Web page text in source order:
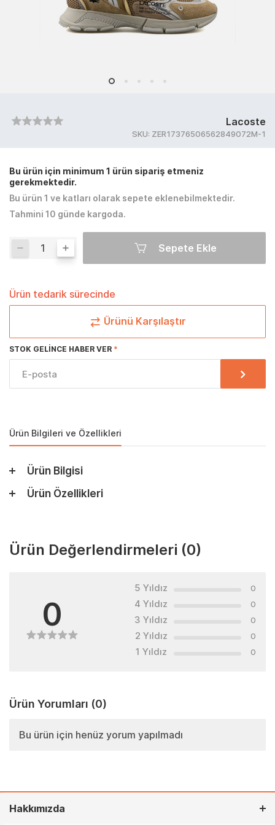
Lacoste
SKU: ZER17376506562849072M-1
Bu ürün için minimum 1 ürün sipariş etmeniz
gerekmektedir.
Bu ürün 1 ve katları olarak sepete eklenebilmektedir.
Tahmini 10 günde kargoda.
Sepete Ekle
Ürün tedarik sürecinde
Ürünü Karşılaştır
STOK GELINCE HABER VER
Ürün Bilgileri ve Özellikleri
Ürün Bilgisi
Ürün Özellikleri
Ürün Değerlendirmeleri (0)
0
5 Yıldız 0
4 Yıldız 0
3 Yıldız 0
2 Yıldız 0
1 Yıldız 0
Ürün Yorumları (0)
Bu ürün için henüz yorum yapılmadı
Hakkımızda